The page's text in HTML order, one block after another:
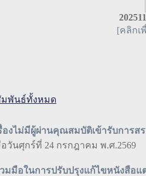
[คลิกเ
องไม่มีผู้ผ่านคุณสมบัติเข้ารับการ
อวันศุกร์ที่ 24 กรกฎาคม พ.ศ.2569
มมือในการปรับปรุงแก้ไขหนังสือแ